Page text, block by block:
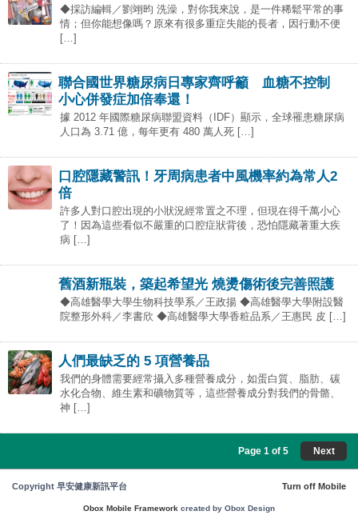
◆採訪編輯／劉翊昀 洗澡，對你我來說，是一件稀鬆平常的事
情；但你能想像嗎？原來有很多重症失能的長者，因行動不便
[…]
聯合國世界糖尿病日專家齊呼籲 血糖不控制
小心併發症加倍奉還！
據 2012 年國際糖尿病聯盟資料（IDF）顯示，全球罹患糖尿病
人口為 3.71 億，每年更有 480 萬人死 […]
口腔隱藏警訊！牙周病患者中風機率約為常人2
倍
許多人對口腔出現的小狀況經常置之不理，但現在得千萬小心
了！因為這些看似不嚴重的口腔症狀背後，恐怕隱藏著重大疾
病 […]
舊酒新瓶裝，築起希望光 燒燙傷術後完善照護
◆高雄醫學大學生物科技學系／王政揚 ◆高雄醫學大學附設醫
院整形外科／李書欣 ◆高雄醫學大學香粧品系／王惠民 皮 […]
人們最缺乏的 5 項營養品
我們的身體需要經常攝入多種營養成分，如蛋白質、脂肪、碳
水化合物、維生素和礦物質等，這些營養成分對我們的骨骼、
神 […]
Next
Page 1 of 5
Copyright 早安健康新訊平台 Turn off Mobile
Obox Mobile Framework created by Obox Design